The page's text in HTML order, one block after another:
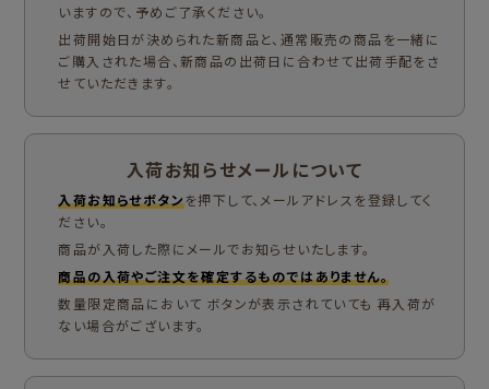
いますので、予めご了承ください。
出荷開始日が決められた新商品と、通常販売の商品を一緒に
ご購入された場合、新商品の出荷日に合わせて出荷手配をさ
せていただきます。
入荷お知らせメールについて
入荷お知らせボタンを押下して、メールアドレスを登録してく
ださい。
商品が入荷した際にメールでお知らせいたします。
商品の入荷やご注文を確定するものではありません。
数量限定商品において ボタンが表示されていても 再入荷が
ない場合がございます。